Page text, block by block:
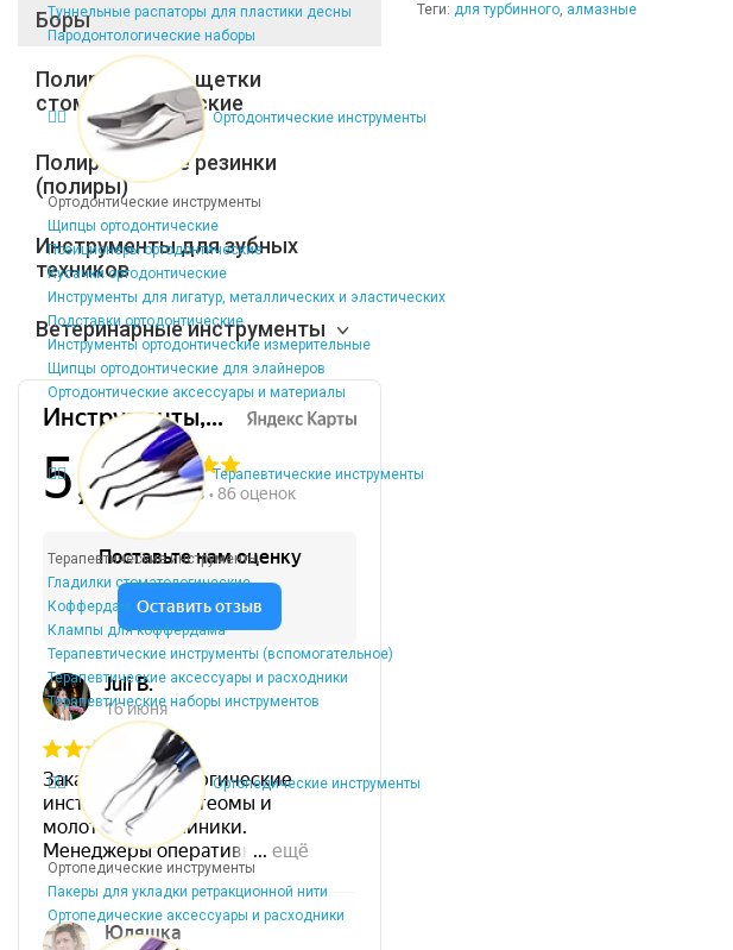
Туннельные распаторы для пластики десны
Пародонтологические наборы
Ортодонтические инструменты
Ортодонтические инструменты
Щипцы ортодонтические
Позиционеры ортодонтические
Кусачки ортодонтические
Инструменты для лигатур, металлических и эластических
Подставки ортодонтические
Инструменты ортодонтические измерительные
Щипцы ортодонтические для элайнеров
Ортодонтические аксессуары и материалы
Терапевтические инструменты
Терапевтические инструменты
Гладилки стоматологические
Коффердам
Клампы для коффердама
Терапевтические инструменты (вспомогательное)
Терапевтические аксессуары и расходники
Терапевтические наборы инструментов
Ортопедические инструменты
Ортопедические инструменты
Пакеры для укладки ретракционной нити
Ортопедические аксессуары и расходники
Боры
Полировочные щетки
стоматологические
Полировочные резинки
(полиры)
Инструменты для зубных
техников
Ветеринарные инструменты
Теги: для турбинного, алмазные